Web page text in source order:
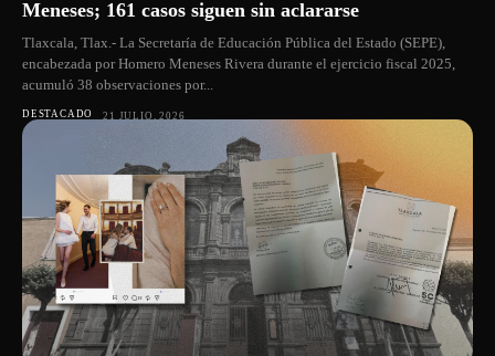
Meneses; 161 casos siguen sin aclararse
Tlaxcala, Tlax.- La Secretaría de Educación Pública del Estado (SEPE),
encabezada por Homero Meneses Rivera durante el ejercicio fiscal 2025,
acumuló 38 observaciones por...
DESTACADO 21 JULIO, 2026